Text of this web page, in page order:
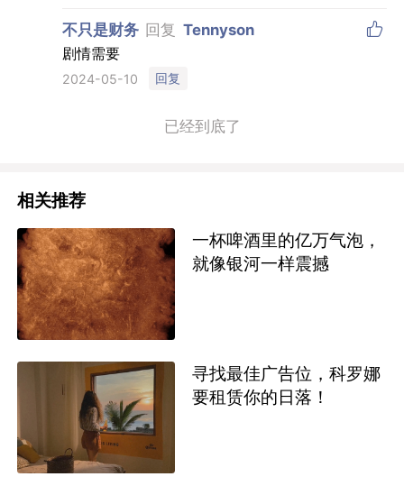
不只是财务 回复 Tennyson 
剧情需要
2024-05-10 回复
已经到底了
相关推荐
一杯啤酒里的亿万气泡，
就像银河一样震撼
寻找最佳广告位，科罗娜
要租赁你的日落！